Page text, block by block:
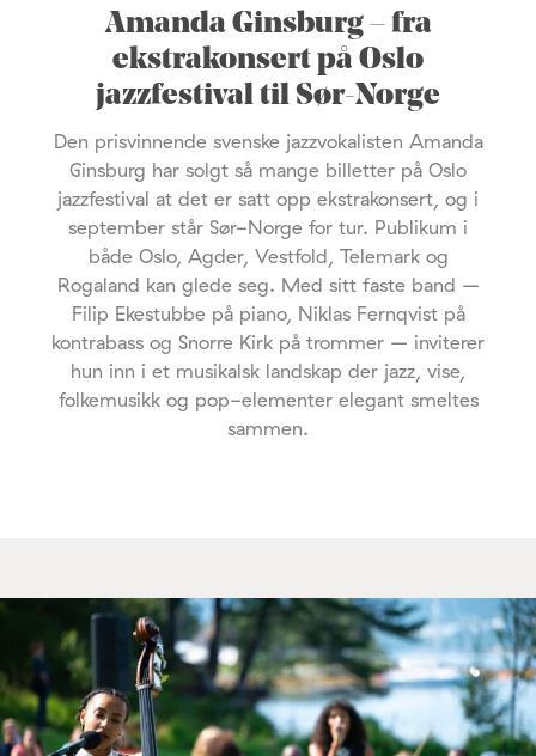
Amanda Ginsburg – fra
ekstrakonsert på Oslo
jazzfestival til Sør-Norge
Den prisvinnende svenske jazzvokalisten Amanda
Ginsburg har solgt så mange billetter på Oslo
jazzfestival at det er satt opp ekstrakonsert, og i
september står Sør-Norge for tur. Publikum i
både Oslo, Agder, Vestfold, Telemark og
Rogaland kan glede seg. Med sitt faste band –
Filip Ekestubbe på piano, Niklas Fernqvist på
kontrabass og Snorre Kirk på trommer – inviterer
hun inn i et musikalsk landskap der jazz, vise,
folkemusikk og pop-elementer elegant smeltes
sammen.